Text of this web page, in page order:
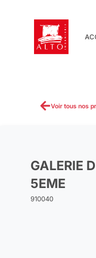
Voir tous nos
GALERIE
5EME
910040